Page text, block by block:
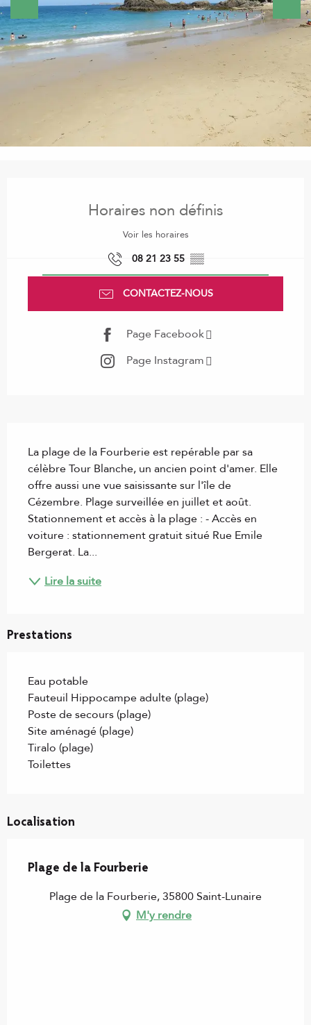
Horaires non définis
Voir les horaires
08 21 23 55 ▒▒
CONTACTEZ-NOUS
Page Facebook
Page Instagram
La plage de la Fourberie est repérable par sa
célèbre Tour Blanche, un ancien point d'amer. Elle
offre aussi une vue saisissante sur l'île de
Cézembre. Plage surveillée en juillet et août.
Stationnement et accès à la plage : - Accès en
voiture : stationnement gratuit situé Rue Emile
Bergerat. La...
Lire la suite
Prestations
Eau potable
Fauteuil Hippocampe adulte (plage)
Poste de secours (plage)
Site aménagé (plage)
Tiralo (plage)
Toilettes
Localisation
Plage de la Fourberie
Plage de la Fourberie, 35800 Saint-Lunaire
M'y rendre